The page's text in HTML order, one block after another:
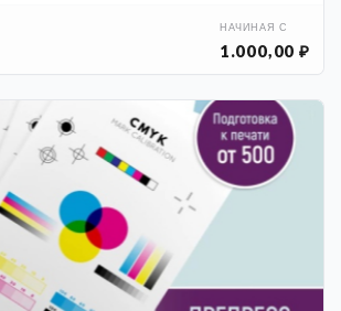
НАЧИНАЯ С
1.000,00 ₽